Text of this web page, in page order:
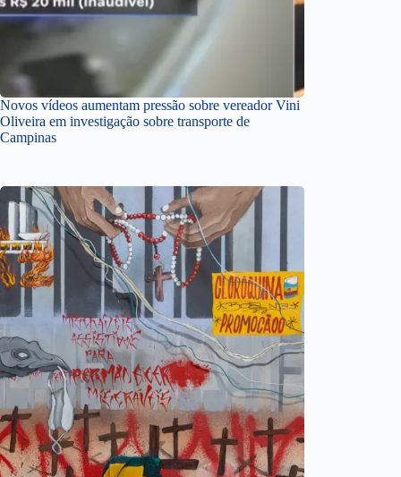
Novos vídeos aumentam pressão sobre vereador Vini
Oliveira em investigação sobre transporte de
Campinas